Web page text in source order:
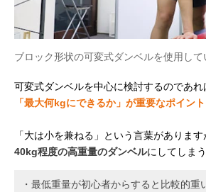
ブロック形状の可変式ダンベルを使用して
可変式ダンベルを中心に検討するのであ
「最大何kgにできるか」が重要なポイント
「大は小を兼ねる」という言葉があります
40kg程度の高重量のダンベルにしてしま
・最低重量が初心者からすると比較的重